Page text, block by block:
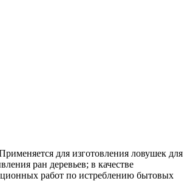
для изготовления ловушек для
ран деревьев; в качестве
работ по истреблению бытовых